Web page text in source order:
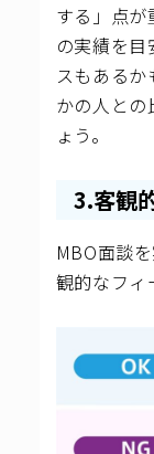
する」点が
の実績を
スもある
かの人との
ょう。
3.客観
MBO面談
観的なフィ